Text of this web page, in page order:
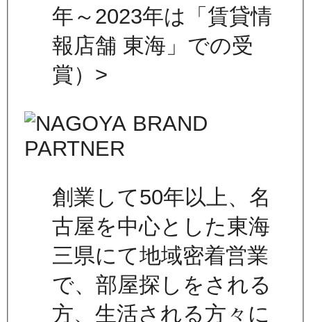
年～2023年は「賃貸情
報店舗 東海」での受
賞）>
創業して50年以上、名
古屋を中心とした東海
三県にて地域密着営業
で、部屋探しをされる
方、生活される方々に